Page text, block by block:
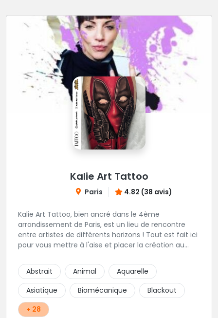
Kalie Art Tattoo
Paris 4.82 (38 avis)
Kalie Art Tattoo, bien ancré dans le 4ème
arrondissement de Paris, est un lieu de rencontre
entre artistes de différents horizons ! Tout est fait ici
pour vous mettre à l'aise et placer la création au
Abstrait
Animal
Aquarelle
Asiatique
Biomécanique
Blackout
+ 28